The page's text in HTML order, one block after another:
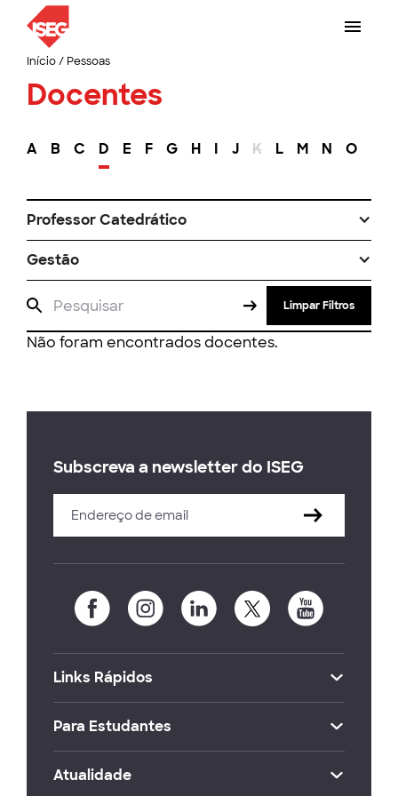
Início/ Pessoas
Docentes
A B C D E F G H I J K L M N O
Professor Catedrático
Gestão
Limpar Filtros
Não foram encontrados docentes.
Subscreva a newsletter do ISEG
Links Rápidos
Para Estudantes
Atualidade